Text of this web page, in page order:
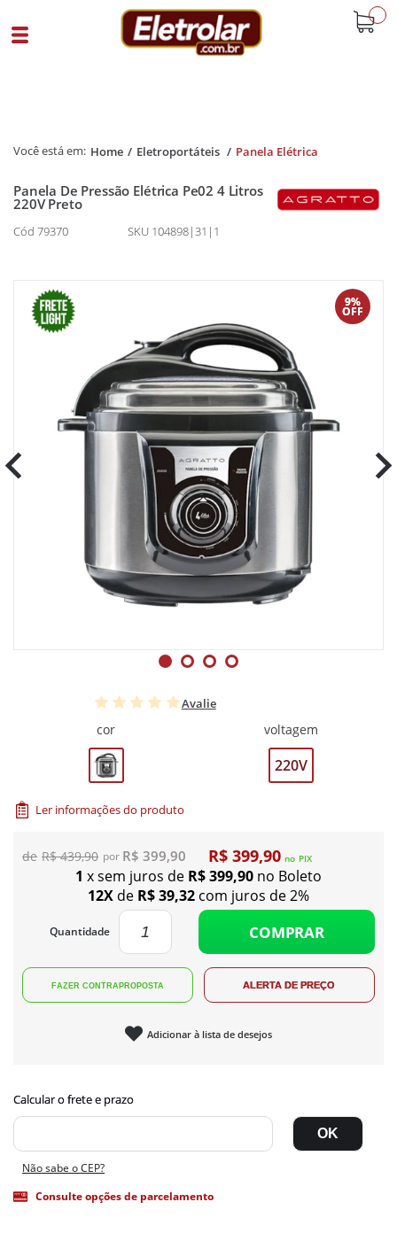
Home Eletroportáteis Panela Elétrica
Panela De Pressão Elétrica Pe02 4 Litros
220V Preto
Cód 79370 SKU 104898|31|1
9%
OFF
Avalie
cor voltagem
220V
Ler informações do produto
R$ 439,90 R$ 399,90 R$ 399,90 no PIX
1 x sem juros de R$ 399,90 no Boleto
12X de R$ 39,32 com juros de 2%
Quantidade COMPRAR
Adicionar à lista de desejos
Não sabe o CEP?
Consulte opções de parcelamento